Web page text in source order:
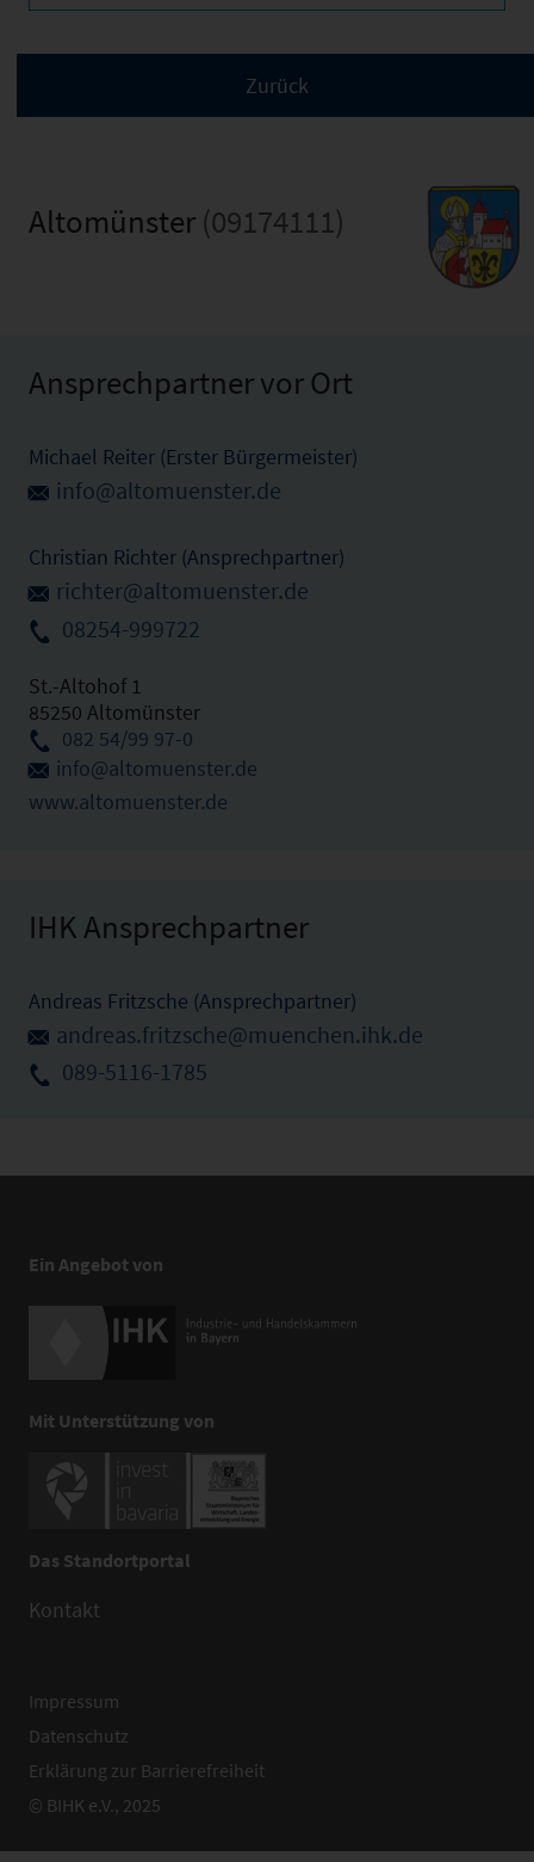
Altomünster (09174111)
Ansprechpartner vor Ort
Michael Reiter (Erster Bürgermeister)
info@altomuenster.de
Christian Richter (Ansprechpartner)
richter@altomuenster.de
08254-999722
St.-Altohof 1
85250 Altomünster
082 54/99 97-0
info@altomuenster.de
www.altomuenster.de
IHK Ansprechpartner
Andreas Fritzsche (Ansprechpartner)
andreas.fritzsche@muenchen.ihk.de
089-5116-1785
Ein Angebot von
Mit Unterstützung von
Das Standortportal
Kontakt
Impressum
Datenschutz
Erklärung zur Barrierefreiheit
© BIHK e.V., 2025